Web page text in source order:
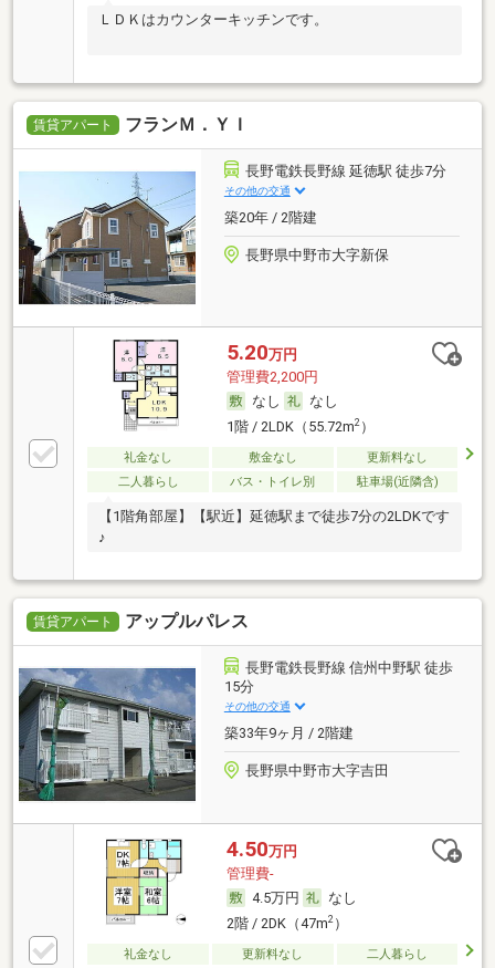
ＬＤＫはカウンターキッチンです。
賃貸アパート フランＭ．ＹＩ
長野電鉄長野線 延徳駅 徒歩7分
その他の交通
築20年 / 2階建
長野県中野市大字新保
5.20万円
管理費2,200円
なし
なし
1階 / 2LDK（55.72m2）
礼金なし 敷金なし
更新料なし
二人暮らし
バス・トイレ別 駐車場(近隣含)
【1階角部屋】【駅近】延徳駅まで徒歩7分の2LDKです
♪
賃貸アパート アップルパレス
長野電鉄長野線 信州中野駅 徒歩
15分
その他の交通
築33年9ヶ月 / 2階建
長野県中野市大字吉田
4.50万円
管理費-
4.5万円
なし
2階 / 2DK（47m2）
礼金なし 更新料なし
二人暮らし